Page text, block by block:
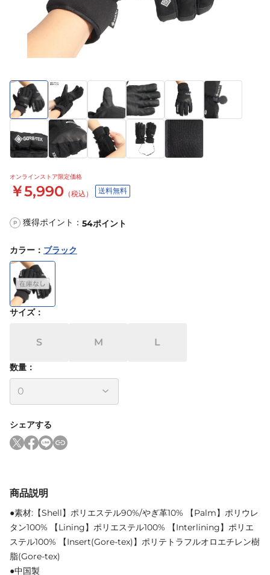
オンラインストア限定価格
￥5,990 （税込） 送料無料
P 獲得ポイント： 54ポイント
カラー ： ブラック
サイズ：
S M L
数量：
シェアする
商品説明
●素材:【Shell】ポリエステル90%/やぎ革10% 【Palm】ポリウレ
タン100% 【Lining】ポリエステル100% 【Interlining】ポリエ
ステル100% 【Insert(Gore-tex)】ポリテトラフルオロエチレン樹
脂(Gore-tex)
●中国製